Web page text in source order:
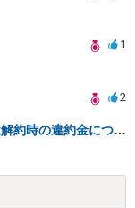
1
2
芸能事務所との専属契約における中途解約時の違約金について相談したいです